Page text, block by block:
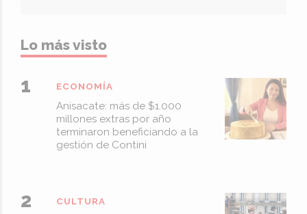
Lo más visto
Anisacate: más de $1.000
millones extras por año
terminaron beneficiando a la
gestión de Contini
ECONOMÍA
CULTURA